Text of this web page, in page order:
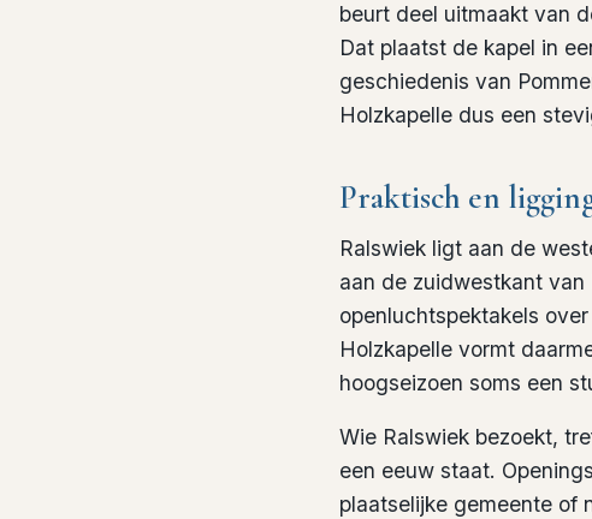
beurt deel uitmaakt van
Dat plaatst de kapel in
geschiedenis van
Holzkapelle dus een
Praktisch en
Ralswiek ligt aan de
aan de zuidwestkant
openluchtspektakels
Holzkapelle vormt
hoogseizoen soms een
Wie Ralswiek bezoekt,
een eeuw staat.
plaatselijke gemeente of